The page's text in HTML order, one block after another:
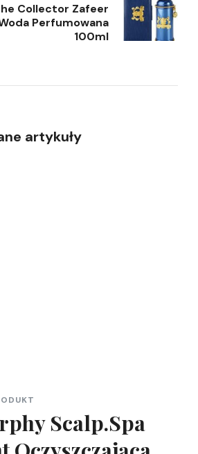
Collector Zafeer
Perfumowana
100ml
artykuły
Scalp.Spa